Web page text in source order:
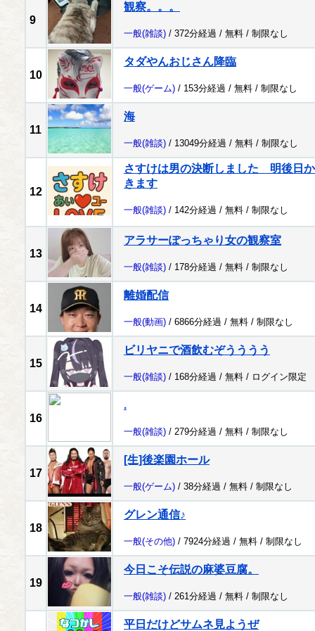
9
観察。。。
一般(雑談) / 372分経過 / 無料 / 制限なし
10
タダやんおじさん降臨
一般(ゲーム) / 153分経過 / 無料 / 制限なし
11
海
一般(雑談) / 13049分経過 / 無料 / 制限なし
12
さすけは男の決断しました 明後日
きます
一般(雑談) / 142分経過 / 無料 / 制限なし
13
アラサーぽっちゃり女の観察室
一般(雑談) / 178分経過 / 無料 / 制限なし
14
離婚配信
一般(動画) / 6866分経過 / 無料 / 制限なし
15
ビリヤニで酒飲むぞうううう
一般(雑談) / 168分経過 / 無料 / ログイン限定
16
.
一般(雑談) / 279分経過 / 無料 / 制限なし
17
[生]後楽園ホール
一般(ゲーム) / 38分経過 / 無料 / 制限なし
18
グレン通信♪
一般(その他) / 7924分経過 / 無料 / 制限なし
19
今日こそ伝説の麻婆豆腐。
一般(雑談) / 261分経過 / 無料 / 制限なし
平日だけどサムネ見ようぜ